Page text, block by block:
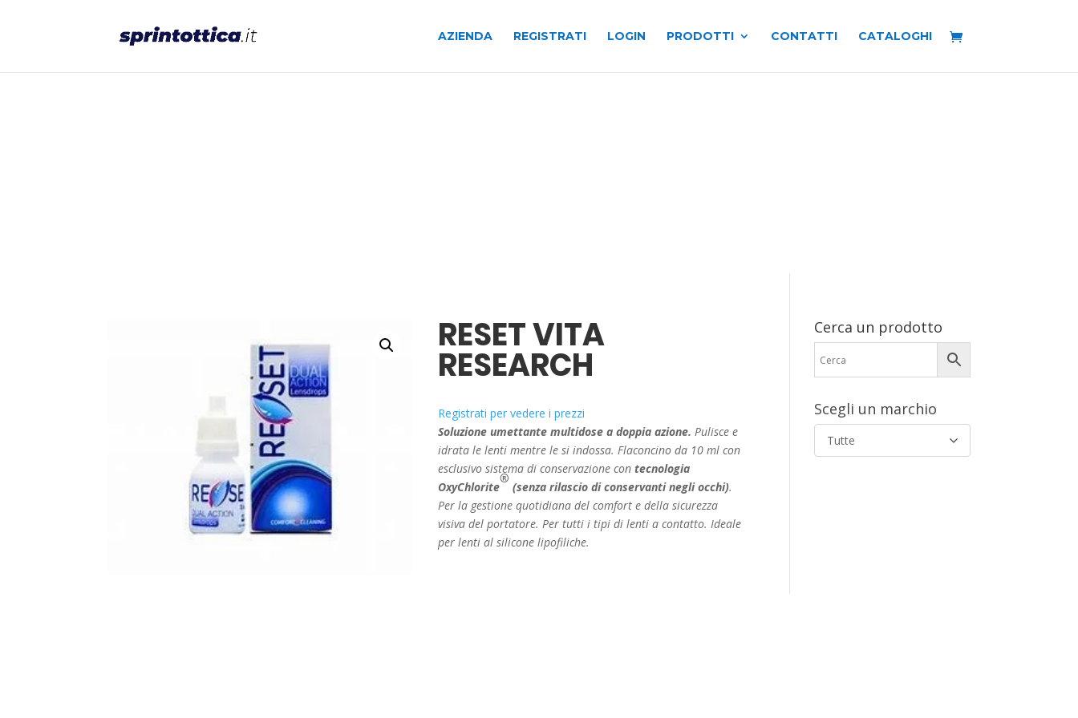
AZIENDA REGISTRATI LOGIN PRODOTTI CONTATTI CATALOGHI
RESET VITA
RESEARCH
Registrati per vedere i prezzi
Soluzione umettante multidose a doppia azione. Pulisce e
idrata le lenti mentre le si indossa. Flaconcino da 10 ml con
esclusivo sistema di conservazione contecnologia
OxyChlorite
®
(senza rilascio di conservanti negli occhi).
Per la gestione quotidiana del comfort e della sicurezza
visiva del portatore.Per tutti i tipi di lenti a contatto. Ideale
per lenti al silicone lipofiliche.
Cerca un prodotto
Scegli un marchio
Tutte